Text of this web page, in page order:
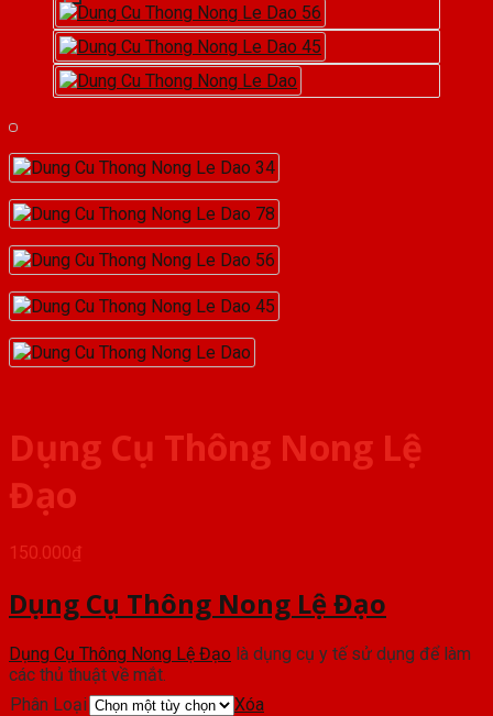
Dụng Cụ Thông Nong Lệ
Đạo
150.000₫
Dụng Cụ Thông Nong Lệ Đạo
Dụng Cụ Thông Nong Lệ Đạo là dụng cụ y tế sử dụng để làm
các thủ thuật về mắt.
Phân Loại
Xóa